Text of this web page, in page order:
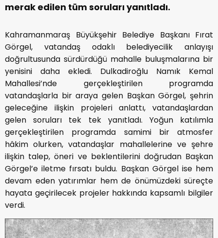
merak edilen tüm soruları yanıtladı.
Kahramanmaraş Büyükşehir Belediye Başkanı Fırat
Görgel, vatandaş odaklı belediyecilik anlayışı
doğrultusunda sürdürdüğü mahalle buluşmalarına bir
yenisini daha ekledi. Dulkadiroğlu Namık Kemal
Mahallesi’nde gerçekleştirilen programda
vatandaşlarla bir araya gelen Başkan Görgel, şehrin
geleceğine ilişkin projeleri anlattı, vatandaşlardan
gelen soruları tek tek yanıtladı. Yoğun katılımla
gerçekleştirilen programda samimi bir atmosfer
hâkim olurken, vatandaşlar mahallelerine ve şehre
ilişkin talep, öneri ve beklentilerini doğrudan Başkan
Görgel’e iletme fırsatı buldu. Başkan Görgel ise hem
devam eden yatırımlar hem de önümüzdeki süreçte
hayata geçirilecek projeler hakkında kapsamlı bilgiler
verdi.